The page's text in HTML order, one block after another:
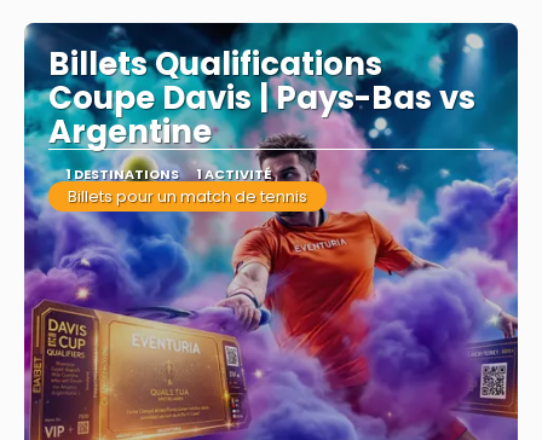
Billets Qualifications
Coupe Davis | Pays-Bas vs
Argentine
1 DESTINATIONS 1 ACTIVITÉ
Billets pour un match de tennis